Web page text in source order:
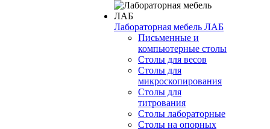
Лабораторная мебель ЛАБ
Письменные и
компьютерные столы
Столы для весов
Столы для
микроскопирования
Столы для
титрования
Столы лабораторные
Столы на опорных